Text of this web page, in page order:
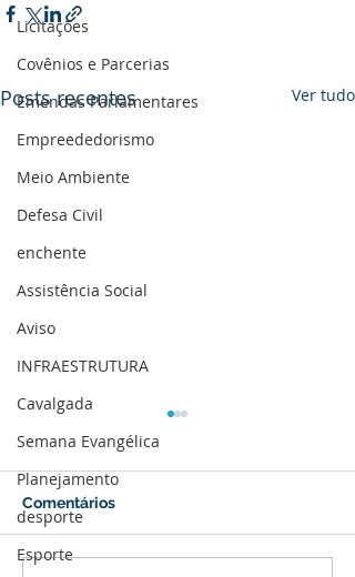
Licitações
Covênios e Parcerias
Emendas Parlamentares
Empreededorismo
Meio Ambiente
Defesa Civil
enchente
Assistência Social
Aviso
INFRAESTRUTURA
Cavalgada
Semana Evangélica
Planejamento
desporte
Esporte
Posts recentes Ver tudo
Comentários